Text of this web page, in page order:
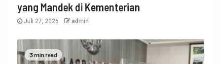
yang Mandek di Kementerian
Juli 27, 2026 admin
3 min read